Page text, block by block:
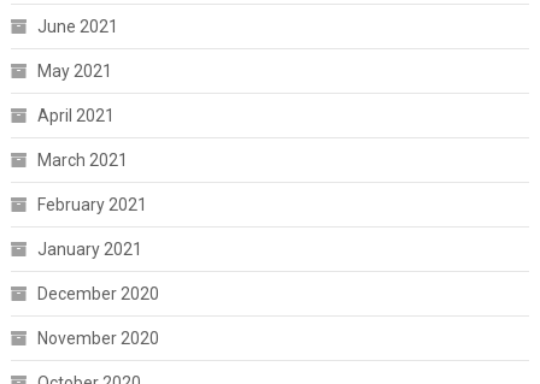
June 2021
May 2021
April 2021
March 2021
February 2021
January 2021
December 2020
November 2020